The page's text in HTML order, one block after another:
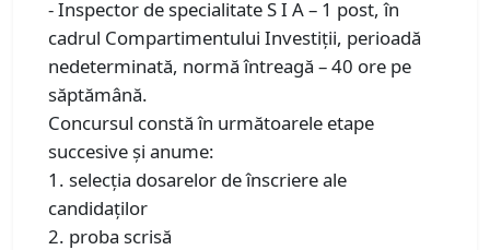
- Inspector de specialitate S I A – 1 post, în
cadrul Compartimentului Investiții, perioadă
nedeterminată, normă întreagă – 40 ore pe
săptămână.
Concursul constă în următoarele etape
succesive şi anume:
1. selecţia dosarelor de înscriere ale
candidaţilor
2. proba scrisă